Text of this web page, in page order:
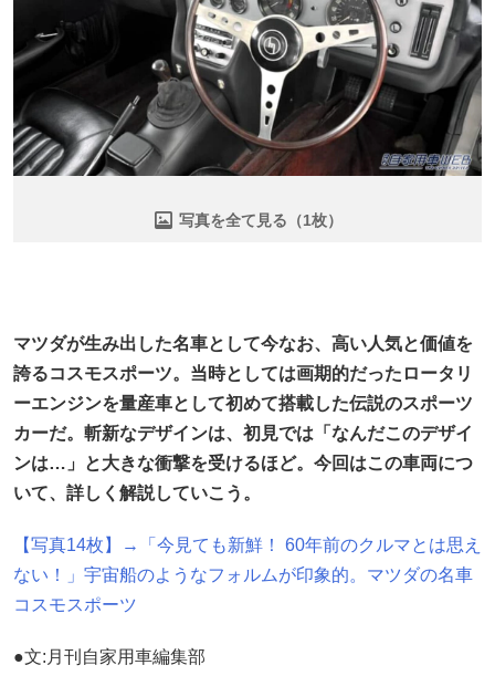
写真を全て見る（1枚）
マツダが生み出した名車として今なお、高い人気と価値を
誇るコスモスポーツ。当時としては画期的だったロータリ
ーエンジンを量産車として初めて搭載した伝説のスポーツ
カーだ。斬新なデザインは、初見では「なんだこのデザイ
ンは…」と大きな衝撃を受けるほど。今回はこの車両につ
いて、詳しく解説していこう。
【写真14枚】→「今見ても新鮮！ 60年前のクルマとは思え
ない！」宇宙船のようなフォルムが印象的。マツダの名車
コスモスポーツ
●文:月刊自家用車編集部